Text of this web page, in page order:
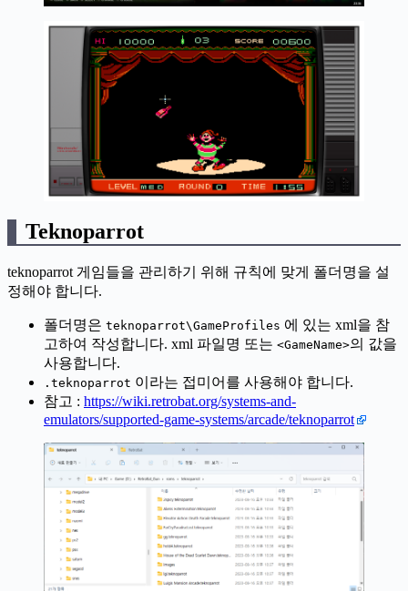
Teknoparrot
teknoparrot 게임들을 관리하기 위해 규칙에 맞게 폴더명을 설
정해야 합니다.
폴더명은 teknoparrot\GameProfiles 에 있는 xml을 참
고하여 작성합니다. xml 파일명 또는 <GameName>의 값을
사용합니다.
.teknoparrot 이라는 접미어를 사용해야 합니다.
참고 : https://wiki.retrobat.org/systems-and-
emulators/supported-game-systems/arcade/teknoparrot